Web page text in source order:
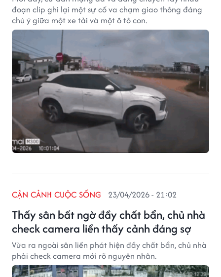
đoạn clip ghi lại một sự cố va chạm giao thông đáng
chú ý giữa một xe tải và một ô tô con.
Thấy sân bất ngờ đầy chất bẩn, chủ nhà
check camera liền thấy cảnh đáng sợ
CẬN CẢNH CUỘC SỐNG 23/04/2026 - 21:02
Vừa ra ngoài sân liền phát hiện đầy chất bẩn, chủ nhà
phải check camera mới rõ nguyên nhân.